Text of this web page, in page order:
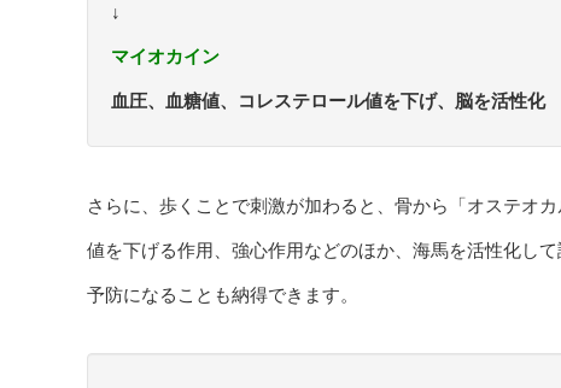
↓
マイオカイン
血圧、血糖値、コレステロール値を下げ、脳を活性化
さらに、歩くことで刺激が加わると、骨から「オステオ
値を下げる作用、強心作用などのほか、海馬を活性化し
予防になることも納得できます。